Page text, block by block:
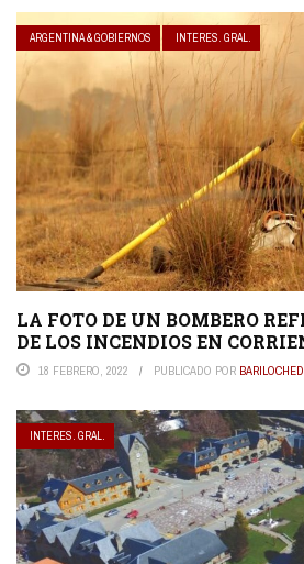
ARGENTINA & GOBIERNOS INTERES. GRAL.
LA FOTO DE UN BOMBERO
DE LOS INCENDIOS EN
18 FEBRERO, 2022 PUBLICADO POR BARILOCHED
INTERES. GRAL.